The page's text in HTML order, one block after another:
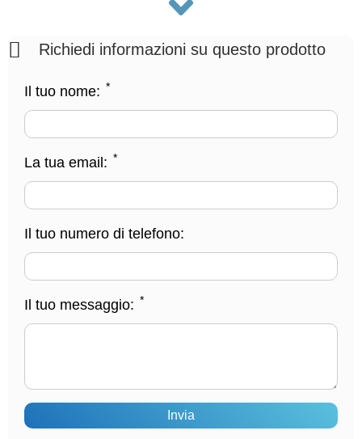
Richiedi informazioni su questo prodotto
Il tuo nome: *
La tua email: *
Il tuo numero di telefono:
Il tuo messaggio: *
Invia